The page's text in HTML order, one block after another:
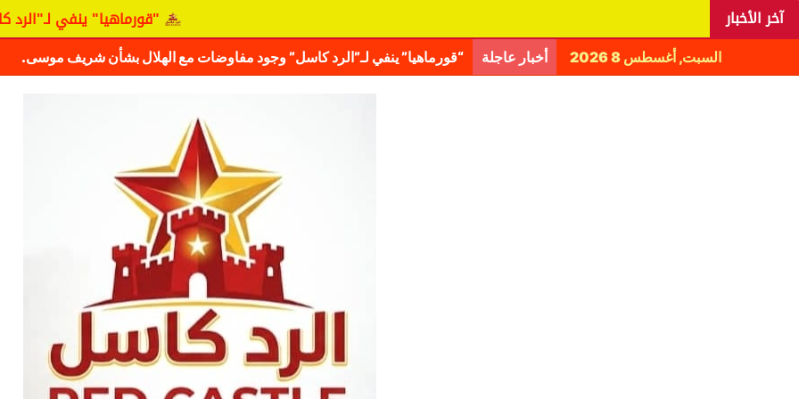
آخر الأخبار "قورماهيا" ينفي لـ"الرد
السبت, أغسطس 8 2026 أخبار عاجلة اليانغا يكشف حقيقة مفاوضات نجم المريخ